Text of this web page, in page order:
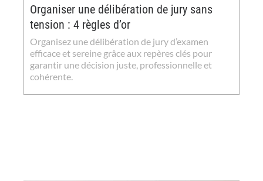
Organiser une délibération de jury sans
tension : 4 règles d’or
Organisez une délibération de jury d’examen
efficace et sereine grâce aux repères clés pour
garantir une décision juste, professionnelle et
cohérente.